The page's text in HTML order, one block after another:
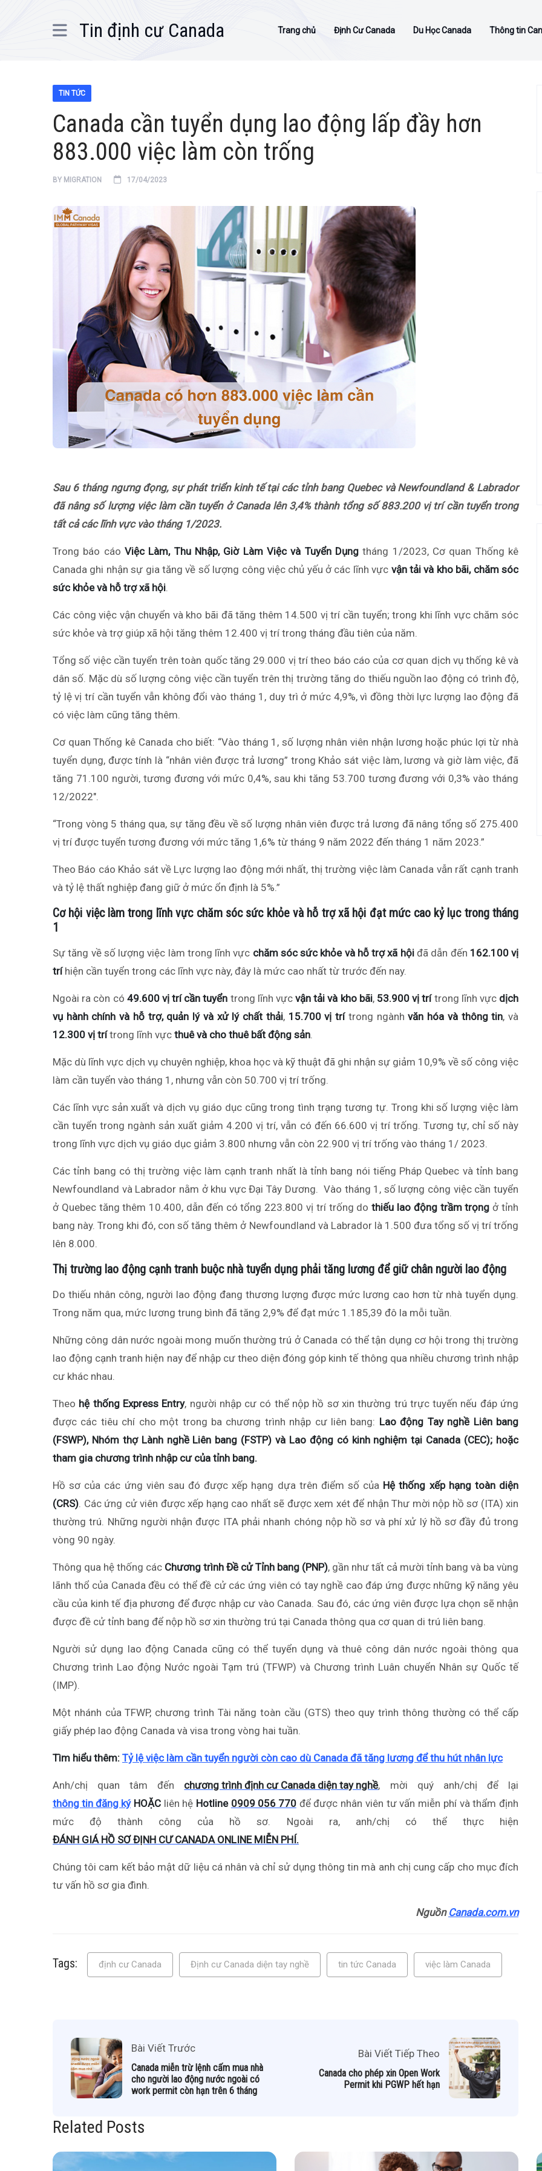
Tin định cư Canada Trang chủ Định Cư Canada Du Học Canada Thông tin
TIN TỨC
Canada cần tuyển dụng lao động lấp đầy hơn
883.000 việc làm còn trống
BY MIGRATION 17/04/2023
Sau 6 tháng ngưng đọng, sự phát triển kinh tế tại các tỉnh bang Quebec và Newfoundland & Labrador
đã nâng số lượng việc làm cần tuyển ở Canada lên 3,4% thành tổng số 883.200 vị trí cần tuyển trong
tất cả các lĩnh vực vào tháng 1/2023.
Trong báo cáo Việc Làm, Thu Nhập, Giờ Làm Việc và Tuyển Dụng tháng 1/2023, Cơ quan Thống kê
Canada ghi nhận sự gia tăng về số lượng công việc chủ yếu ở các lĩnh vực vận tải và kho bãi, chăm sóc
sức khỏe và hỗ trợ xã hội.
Các công việc vận chuyển và kho bãi đã tăng thêm 14.500 vị trí cần tuyển; trong khi lĩnh vực chăm sóc
sức khỏe và trợ giúp xã hội tăng thêm 12.400 vị trí trong tháng đầu tiên của năm.
Tổng số việc cần tuyển trên toàn quốc tăng 29.000 vị trí theo báo cáo của cơ quan dịch vụ thống kê và
dân số. Mặc dù số lượng công việc cần tuyển trên thị trường tăng do thiếu nguồn lao động có trình độ,
tỷ lệ vị trí cần tuyển vẫn không đổi vào tháng 1, duy trì ở mức 4,9%, vì đồng thời lực lượng lao động đã
có việc làm cũng tăng thêm.
Cơ quan Thống kê Canada cho biết: “Vào tháng 1, số lượng nhân viên nhận lương hoặc phúc lợi từ nhà
tuyển dụng, được tính là “nhân viên được trả lương” trong Khảo sát việc làm, lương và giờ làm việc, đã
tăng 71.100 người, tương đương với mức 0,4%, sau khi tăng 53.700 tương đương với 0,3% vào tháng
12/2022″.
“Trong vòng 5 tháng qua, sự tăng đều về số lượng nhân viên được trả lương đã nâng tổng số 275.400
vị trí được tuyển tương đương với mức tăng 1,6% từ tháng 9 năm 2022 đến tháng 1 năm 2023.”
Theo Báo cáo Khảo sát về Lực lượng lao động mới nhất, thị trường việc làm Canada vẫn rất cạnh tranh
và tỷ lệ thất nghiệp đang giữ ở mức ổn định là 5%.”
Cơ hội việc làm trong lĩnh vực chăm sóc sức khỏe và hỗ trợ xã hội đạt mức cao kỷ lục trong tháng
1
Sự tăng về số lượng việc làm trong lĩnh vực chăm sóc sức khỏe và hỗ trợ xã hộiđã dẫn đến 162.100 vị
tríhiện cần tuyển trong các lĩnh vực này, đây là mức cao nhất từ trước đến nay.
Ngoài ra còn có 49.600 vị trí cần tuyển trong lĩnh vựcvận tải và kho bãi, 53.900 vị trítrong lĩnh vực dịch
vụ hành chính và hỗ trợ, quản lý và xử lý chất thải, 15.700 vị trítrong ngành văn hóa và thông tin, và
12.300 vị trítrong lĩnh vực thuê và cho thuê bất động sản.
Mặc dù lĩnh vực dịch vụ chuyên nghiệp, khoa học và kỹ thuật đã ghi nhận sự giảm 10,9% về số công việc
làm cần tuyển vào tháng 1, nhưng vẫn còn 50.700 vị trí trống.
Các lĩnh vực sản xuất và dịch vụ giáo dục cũng trong tình trạng tương tự. Trong khi số lượng việc làm
cần tuyển trong ngành sản xuất giảm 4.200 vị trí, vẫn có đến 66.600 vị trí trống. Tương tự, chỉ số này
trong lĩnh vực dịch vụ giáo dục giảm 3.800 nhưng vẫn còn 22.900 vị trí trống vào tháng 1/ 2023.
Các tỉnh bang có thị trường việc làm cạnh tranh nhất là tỉnh bang nói tiếng Pháp Quebec và tỉnh bang
Newfoundland và Labrador nằm ở khu vực Đại Tây Dương. Vào tháng 1, số lượng công việc cần tuyển
ở Quebec tăng thêm 10.400, dẫn đến có tổng 223.800 vị trí trống dothiếu lao động trầm trọng ở tỉnh
bang này. Trong khi đó, con số tăng thêm ở Newfoundland và Labrador là 1.500 đưa tổng số vị trí trống
lên 8.000.
Thị trường lao động cạnh tranh buộc nhà tuyển dụng phải tăng lương để giữ chân người lao động
Do thiếu nhân công, người lao động đang thương lượng được mức lương cao hơn từ nhà tuyển dụng.
Trong năm qua, mức lương trung bình đã tăng 2,9% để đạt mức 1.185,39 đô la mỗi tuần.
Những công dân nước ngoài mong muốn thường trú ở Canada có thể tận dụng cơ hội trong thị trường
lao động cạnh tranh hiện nay để nhập cư theo diện đóng góp kinh tế thông qua nhiều chương trình nhập
cư khác nhau.
Theo hệ thống Express Entry, người nhập cư có thể nộp hồ sơ xin thường trú trực tuyến nếu đáp ứng
được các tiêu chí cho một trong ba chương trình nhập cư liên bang: Lao động Tay nghề Liên bang
(FSWP), Nhóm thợ Lành nghề Liên bang (FSTP) và Lao động có kinh nghiệm tại Canada (CEC); hoặc
tham gia chương trình nhập cư của tỉnh bang.
Hồ sơ của các ứng viên sau đó được xếp hạng dựa trên điểm số của Hệ thống xếp hạng toàn diện
(CRS). Các ứng cử viên được xếp hạng cao nhất sẽ được xem xét để nhận Thư mời nộp hồ sơ (ITA) xin
thường trú. Những người nhận được ITA phải nhanh chóng nộp hồ sơ và phí xử lý hồ sơ đầy đủ trong
vòng 90 ngày.
Thông qua hệ thống các Chương trình Đề cử Tỉnh bang (PNP), gần như tất cả mười tỉnh bang và ba vùng
lãnh thổ của Canada đều có thể đề cử các ứng viên có tay nghề cao đáp ứng được những kỹ năng yêu
cầu của kinh tế địa phương để được nhập cư vào Canada. Sau đó, các ứng viên được lựa chọn sẽ nhận
được đề cử tỉnh bang để nộp hồ sơ xin thường trú tại Canada thông qua cơ quan di trú liên bang.
Người sử dụng lao động Canada cũng có thể tuyển dụng và thuê công dân nước ngoài thông qua
Chương trình Lao động Nước ngoài Tạm trú (TFWP) và Chương trình Luân chuyển Nhân sự Quốc tế
(IMP).
Một nhánh của TFWP, chương trình Tài năng toàn cầu (GTS) theo quy trình thông thường có thể cấp
giấy phép lao động Canada và visa trong vòng hai tuần.
Tìm hiểu thêm: Tỷ lệ việc làm cần tuyển người còn cao dù Canada đã tăng lương để thu hút nhân lực
Anh/chị quan tâm đến chương trình định cư Canada diện tay nghề, mời quý anh/chị để lại
thông tin đăng ký HOẶCliên hệ Hotline 0909 056 770để được nhân viên tư vấn miễn phí và thẩm định
mức độ thành công của hồ sơ. Ngoài ra, anh/chị có thể thực hiện
ĐÁNH GIÁ HỒ SƠ ĐỊNH CƯ CANADA ONLINE MIỄN PHÍ.
Chúng tôi cam kết bảo mật dữ liệu cá nhân và chỉ sử dụng thông tin mà anh chị cung cấp cho mục đích
tư vấn hồ sơ gia đình.
Nguồn Canada.com.vn
Tags: định cư Canada Định cư Canada diện tay nghề tin tức Canada việc làm Canada
Bài Viết Trước
Canada miễn trừ lệnh cấm mua nhà
cho người lao động nước ngoài có
work permit còn hạn trên 6 tháng
Bài Viết Tiếp Theo
Canada cho phép xin Open Work
Permit khi PGWP hết hạn
Related Posts